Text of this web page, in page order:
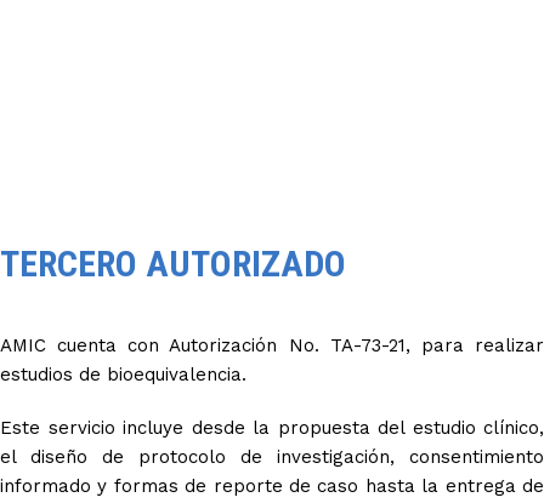
TERCERO AUTORIZADO
AMIC cuenta con Autorización No. TA-73-21, para realizar
estudios de bioequivalencia.
Este servicio incluye desde la propuesta del estudio clínico,
el diseño de protocolo de investigación, consentimiento
informado y formas de reporte de caso hasta la entrega de